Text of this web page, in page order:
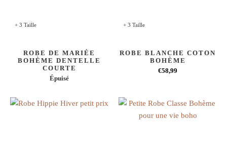
+ 3 Taille
ROBE DE MARIÉE
BOHÈME DENTELLE
COURTE
Épuisé
+ 3 Taille
ROBE BLANCHE COTON
BOHÈME
€58,99